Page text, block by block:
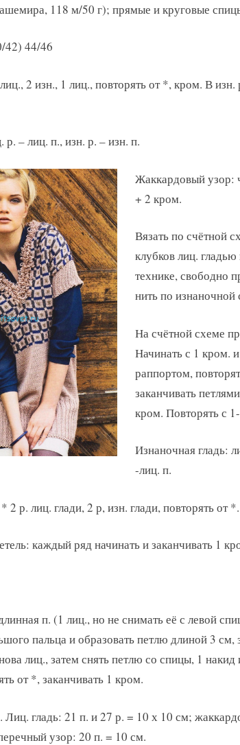
118 м/50 г); прямые и круговые
42) 44/46
2 изн., 1 лиц., повторять от *, кром. В изн.
р. – лиц. п., изн. р. – изн. п.
Жаккардовый узор:
+ 2 кром.
Вязать по счётной
клубков лиц.
технике, свободно
нить по изнаночной
На счётной схеме
Начинать с 1 кром.
раппортом,
заканчивать
кром. Повторять с
Изнаночная гладь:
-лиц. п.
р. лиц. глади, 2 р, изн. глади, повторять от *.
каждый ряд начинать и заканчивать 1
п. (1 лиц., но не снимать её с левой
пальца и образовать петлю длиной 3 см,
лиц., затем снять петлю со спицы, 1 накид
от *, заканчивать 1 кром.
Лиц. гладь: 21 п. и 27 р. = 10 х 10 см;
узор: 20 п. = 10 см.